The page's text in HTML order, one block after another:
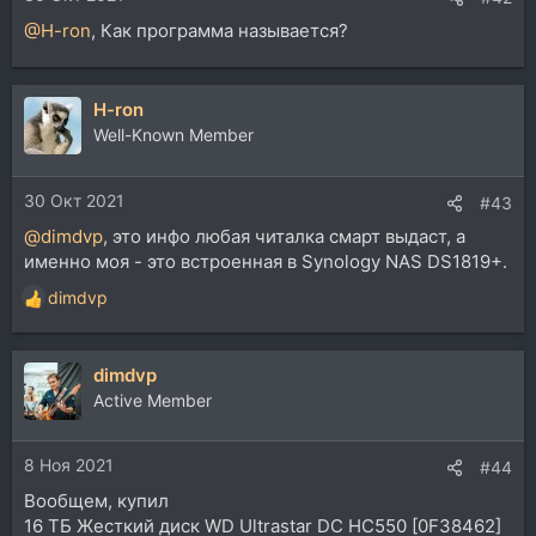
@H-ron, Как программа называется?
H-ron
Well-Known Member
30 Окт 2021 #43
@dimdvp, это инфо любая читалка смарт выдаст, а
именно моя - это встроенная в Synology NAS DS1819+.
Р
е
а
к
ц
и
и
:
dimdvp
dimdvp
Active Member
8 Ноя 2021 #44
Вообщем, купил
16 ТБ Жесткий диск WD Ultrastar DC HC550 [0F38462]